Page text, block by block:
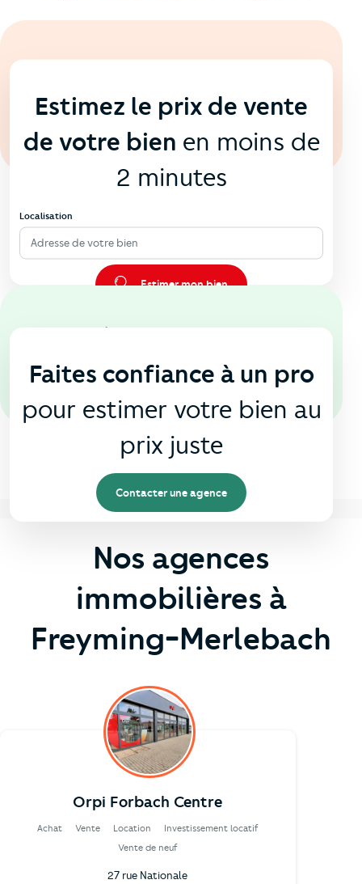
Estimez le prix de vente
de votre bien en moins de
2 minutes
Localisation
Adresse de votre bien
Estimer mon bien
En agence
Faites confiance à un pro
pour estimer votre bien au
prix juste
Contacter une agence
Nos agences
immobilières à
Freyming-Merlebach
Orpi Forbach Centre
Achat Vente Location
Investissement locatif
Vente de neuf
27 rue Nationale